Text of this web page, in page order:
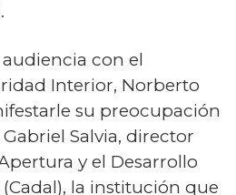
con el
Interior, Norberto
su preocupación
Salvia, director
y el Desarrollo
la institución que